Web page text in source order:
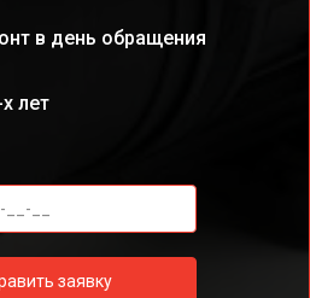
в день обращения
лет
заявку